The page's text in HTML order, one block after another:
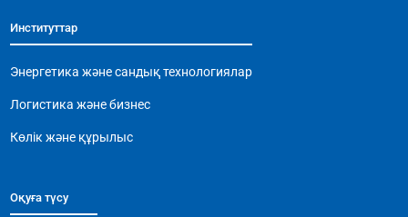
o
o
k
p
p
Институттар
Энергетика және сандық технологиялар
Логистика және бизнес
Көлік және құрылыс
Оқуға түсу